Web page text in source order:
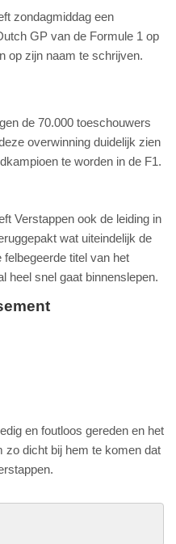
zondagmiddag een
GP van de Formule 1 op
op zijn naam te schrijven.
de 70.000 toeschouwers
overwinning duidelijk zien
te worden in de F1.
Verstappen ook de leiding in
wat uiteindelijk de
titel van het
heel snel gaat binnenslepen.
en foutloos gereden en het
zo dicht bij hem te komen dat